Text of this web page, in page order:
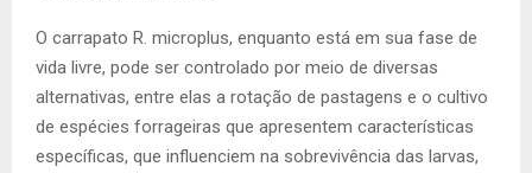
O carrapato R. microplus, enquanto está em sua fase de
vida livre, pode ser controlado por meio de diversas
alternativas, entre elas a rotação de pastagens e o cultivo
de espécies forrageiras que apresentem características
específicas, que influenciem na sobrevivência das larvas,